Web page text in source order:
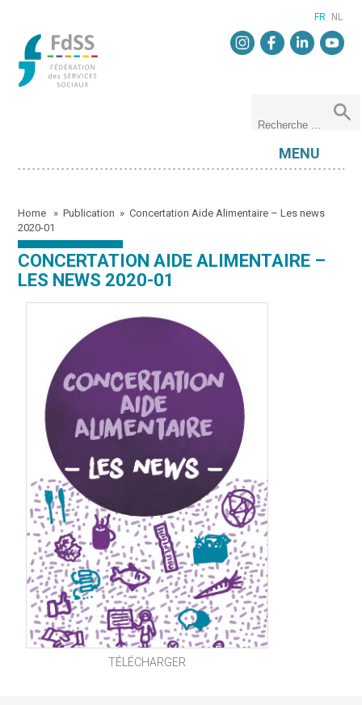
FR NL
MENU
Home »Publication »Concertation Aide Alimentaire – Les news
2020-01
CONCERTATION AIDE ALIMENTAIRE –
LES NEWS 2020-01
TÉLÉCHARGER